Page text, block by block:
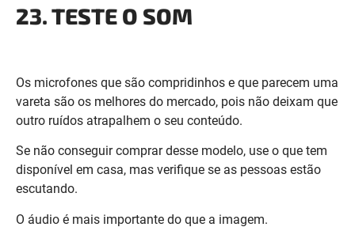
Os microfones que são compridinhos e que parecem uma
vareta são os melhores do mercado, pois não deixam que
Se não conseguir comprar desse modelo, use o que tem
disponível em casa, mas verifique se as pessoas estão
escutando.
O áudio é mais importante do que a imagem.
24. EDIÇÃO SIMPLES E RÁPIDA